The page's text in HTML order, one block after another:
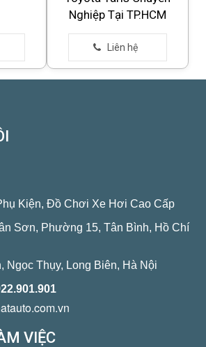
Nghiệp Tại TP.HCM
Kiện, Đồ Chơi Xe Hơi Cao Cấp
Sơn, Phường 15, Tân Bình, Hồ Chí
Ngọc Thụy, Long Biên, Hà Nội
VIỆC